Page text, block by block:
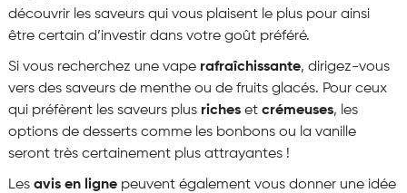
découvrir les saveurs qui vous plaisent le plus pour ainsi
être certain d’investir dans votre goût préféré.
Si vous recherchez une vape rafraîchissante, dirigez-vous
vers des saveurs de menthe ou de fruits glacés. Pour ceux
qui préfèrent les saveurs plus riches et crémeuses, les
options de desserts comme les bonbons ou la vanille
seront très certainement plus attrayantes !
Les avis en lignepeuvent également vous donner une idée